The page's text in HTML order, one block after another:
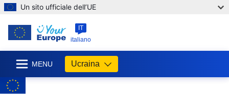
Un sito ufficiale dell’UE
IT
italiano
MENU Ucraina